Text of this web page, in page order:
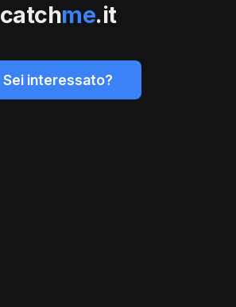
catchme.it
Sei interessato?